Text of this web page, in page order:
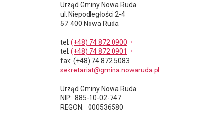
Urząd Gminy Nowa Ruda
ul. Niepodległości 2-4
57-400 Nowa Ruda
tel : (+48) 74 872 0900
tel : (+48) 74 872 0901
fax: (+48) 74 872 5083
sekretariat@gmina.nowaruda.pl
Urząd Gminy Nowa Ruda
NIP: 885-10-02-747
REGON: 000536580